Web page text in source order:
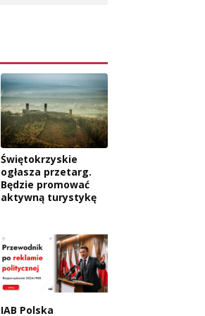
Świętokrzyskie
ogłasza przetarg.
Będzie promować
aktywną turystykę
IAB Polska